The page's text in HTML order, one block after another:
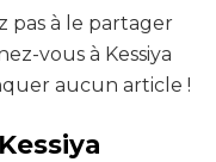
pas à le partager
vous à Kessiya
aucun article !